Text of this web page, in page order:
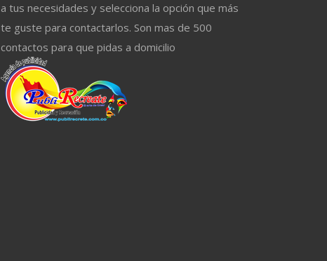
a tus necesidades y selecciona la opción que más
te guste para contactarlos. Son mas de 500
contactos para que pidas a domicilio